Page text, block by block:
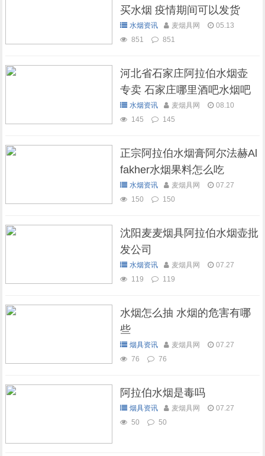
买水烟 疫情期间可以发货
吗？水烟资讯 麦烟具网
05.13
851
851
河北省石家庄阿拉伯水烟壶
专卖 石家庄哪里酒吧水烟吧
可以抽水烟
水烟资讯 麦烟具网
08.10
145
145
正宗阿拉伯水烟膏阿尔法赫Al
fakher水烟果料怎么吃
水烟资讯 麦烟具网
07.27
150
150
沈阳麦麦烟具阿拉伯水烟壶批
发公司
水烟资讯 麦烟具网
07.27
119
119
水烟怎么抽 水烟的危害有哪
些
烟具资讯 麦烟具网
07.27
76
76
阿拉伯水烟是毒吗
烟具资讯 麦烟具网
07.27
50
50